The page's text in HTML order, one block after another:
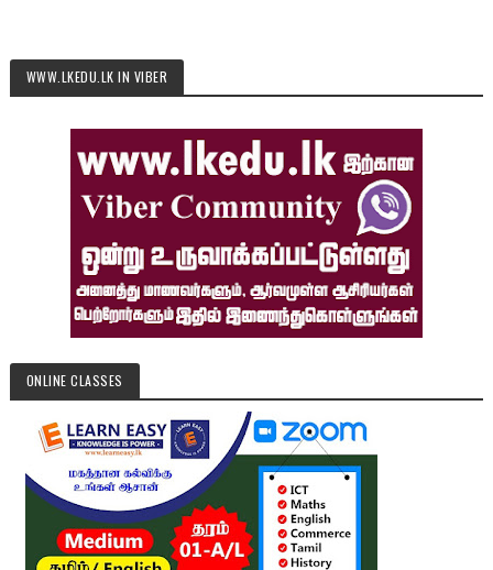
WWW.LKEDU.LK IN VIBER
ONLINE CLASSES